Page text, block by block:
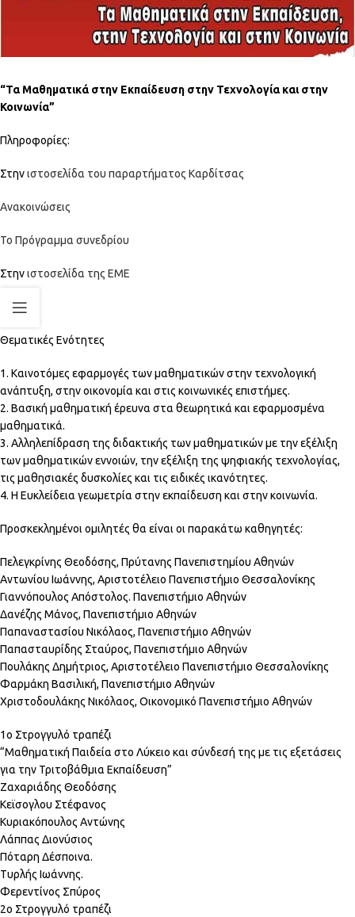
“Τα Μαθηματικά στην Εκπαίδευση στην Τεχνολογία και στην
Κοινωνία”
Πληροφορίες:
Στηνιστοσελίδα του παραρτήματος Καρδίτσας
Ανακοινώσεις
Το Πρόγραμμα συνεδρίου
Στηνιστοσελίδα της ΕΜΕ
Θεματικές Ενότητες
1. Καινοτόμες εφαρμογές των μαθηματικών στην τεχνολογική
ανάπτυξη, στην οικονομία και στις κοινωνικές επιστήμες.
2. Βασική μαθηματική έρευνα στα θεωρητικά και εφαρμοσμένα
μαθηματικά.
3. Αλληλεπίδραση της διδακτικής των μαθηματικών με την εξέλιξη
των μαθηματικών εννοιών, την εξέλιξη της ψηφιακής τεχνολογίας,
τις μαθησιακές δυσκολίες και τις ειδικές ικανότητες.
4. Η Ευκλείδεια γεωμετρία στην εκπαίδευση και στην κοινωνία.
Προσκεκλημένοι ομιλητές θα είναι οι παρακάτω καθηγητές:
Πελεγκρίνης Θεοδόσης, Πρύτανης Πανεπιστημίου Αθηνών
Αντωνίου Ιωάννης, Αριστοτέλειο Πανεπιστήμιο Θεσσαλονίκης
Γιαννόπουλος Απόστολος. Πανεπιστήμιο Αθηνών
Δανέζης Μάνος, Πανεπιστήμιο Αθηνών
Παπαναστασίου Νικόλαος, Πανεπιστήμιο Αθηνών
Παπασταυρίδης Σταύρος, Πανεπιστήμιο Αθηνών
Πουλάκης Δημήτριος, Αριστοτέλειο Πανεπιστήμιο Θεσσαλονίκης
Φαρμάκη Βασιλική, Πανεπιστήμιο Αθηνών
Χριστοδουλάκης Νικόλαος, Οικονομικό Πανεπιστήμιο Αθηνών
1ο Στρογγυλό τραπέζι
“Μαθηματική Παιδεία στο Λύκειο και σύνδεσή της με τις εξετάσεις
για την Τριτοβάθμια Εκπαίδευση”
Ζαχαριάδης Θεοδόσης
Κεϊσογλου Στέφανος
Κυριακόπουλος Αντώνης
Λάππας Διονύσιος
Πόταρη Δέσποινα.
Τυρλής Ιωάννης.
Φερεντίνος Σπύρος
2ο Στρογγυλό τραπέζι